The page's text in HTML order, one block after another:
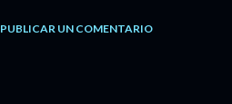
PUBLICAR UN COMENTARIO